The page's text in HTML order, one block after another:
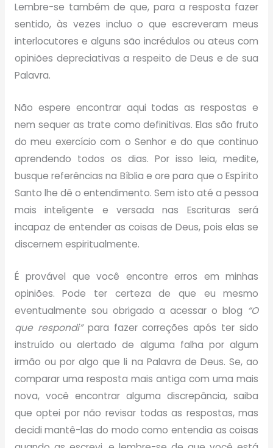
Lembre-se também de que, para a resposta fazer
sentido, às vezes incluo o que escreveram meus
interlocutores e alguns são incrédulos ou ateus com
opiniões depreciativas a respeito de Deus e de sua
Palavra.
Não espere encontrar aqui todas as respostas e
nem sequer as trate como definitivas. Elas são fruto
do meu exercício com o Senhor e do que continuo
aprendendo todos os dias. Por isso leia, medite,
busque referências na Bíblia e ore para que o Espírito
Santo lhe dê o entendimento. Sem isto até a pessoa
mais inteligente e versada nas Escrituras será
incapaz de entender as coisas de Deus, pois elas se
discernem espiritualmente.
É provável que você encontre erros em minhas
opiniões. Pode ter certeza de que eu mesmo
eventualmente sou obrigado a acessar o blog “O
que respondi”para fazer correções após ter sido
instruído ou alertado de alguma falha por algum
irmão ou por algo que li na Palavra de Deus. Se, ao
comparar uma resposta mais antiga com uma mais
nova, você encontrar alguma discrepância, saiba
que optei por não revisar todas as respostas, mas
decidi mantê-las do modo como entendia as coisas